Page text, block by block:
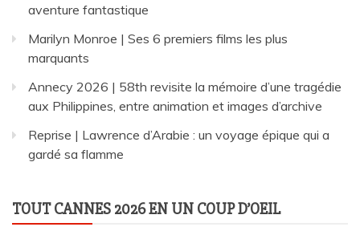
aventure fantastique
Marilyn Monroe | Ses 6 premiers films les plus
marquants
Annecy 2026 | 58th revisite la mémoire d’une tragédie
aux Philippines, entre animation et images d’archive
Reprise | Lawrence d’Arabie : un voyage épique qui a
gardé sa flamme
TOUT CANNES 2026 EN UN COUP D’OEIL